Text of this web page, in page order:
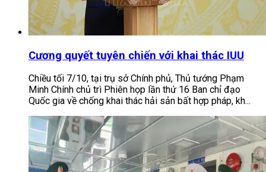
Cương quyết tuyên chiến với khai thác IUU
Chiều tối 7/10, tại trụ sở Chính phủ, Thủ tướng Phạm
Minh Chính chủ trì Phiên họp lần thứ 16 Ban chỉ đạo
Quốc gia về chống khai thác hải sản bất hợp pháp, kh...